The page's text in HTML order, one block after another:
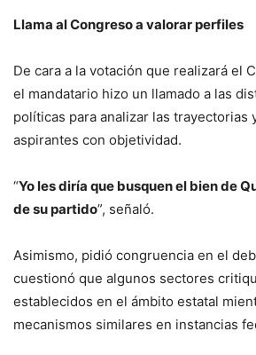
Llama al Congreso a valorar perfiles
De cara a la votación que realizará el
el mandatario hizo un llamado a las
políticas para analizar las trayectorias
aspirantes con objetividad.
“Yo les diría que busquen el bien de
de su partido”, señaló.
Asimismo, pidió congruencia en el
cuestionó que algunos sectores
establecidos en el ámbito estatal
mecanismos similares en instancias